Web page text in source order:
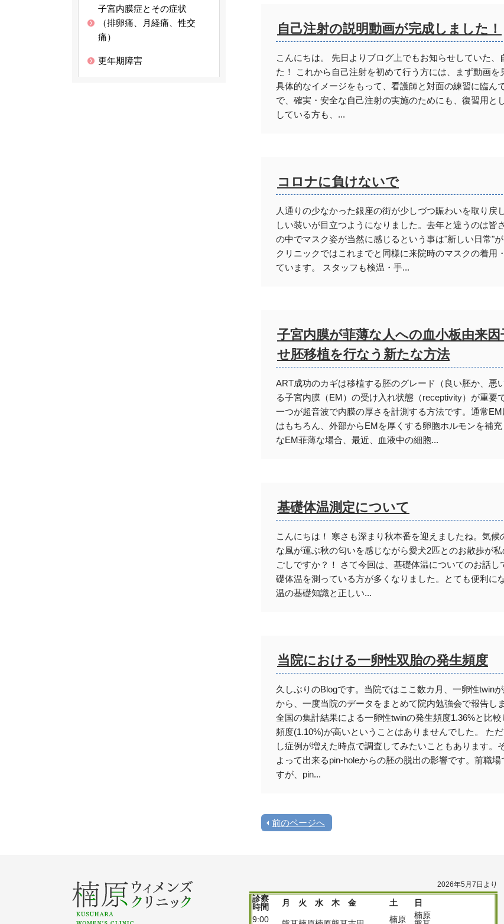
子宮内膜症とその症状
（排卵痛、月経痛、性交
痛）
更年期障害
自己注射の説明動画が完成しました！
こんにちは。 先日よりブログ上でもお知らせしていた
た！ これから自己注射を初めて行う方には、まず動画
具体的なイメージをもって、看護師と対面の練習に臨
で、確実・安全な自己注射の実施のためにも、復習用
している方も、...
コロナに負けないで
人通りの少なかった銀座の街が少しづつ賑わいを取り
しい装いが目立つようになりました。去年と違うのは
の中でマスク姿が当然に感じるという事は"新しい日常"
クリニックではこれまでと同様に来院時のマスクの着用
ています。 スタッフも検温・手...
子宮内膜が菲薄な人への血小板由来
せ胚移植を行なう新たな方法
ART成功のカギは移植する胚のグレード（良い胚か、悪
る子宮内膜（EM）の受け入れ状態（receptivity）が重
一つが超音波で内膜の厚さを計測する方法です。通常
はもちろん、外部からEMを厚くする卵胞ホルモンを補
なEM菲薄な場合、最近、血液中の細胞...
基礎体温測定について
こんにちは！ 寒さも深まり秋本番を迎えましたね。気
な風が運ぶ秋の匂いを感じながら愛犬2匹とのお散歩が
ごしですか？！ さて今回は、基礎体温についてのお話
礎体温を測っている方が多くなりました。とても便利
温の基礎知識と正しい...
当院における一卵性双胎の発生頻度
久しぶりのBlogです。当院ではここ数カ月、一卵性twin
から、一度当院のデータをまとめて院内勉強会で報告し
全国の集計結果による一卵性twinの発生頻度1.36%と比
頻度(1.10%)が高いということはありませんでした。 た
し症例が増えた時点で調査してみたいこともあります。
よって出来るpin-holeからの胚の脱出の影響です。前職
すが、pin...
前のページへ
2026年5月7日より
診察
時間
月 火 水 木 金 土
日
9:00
楠原
楠原